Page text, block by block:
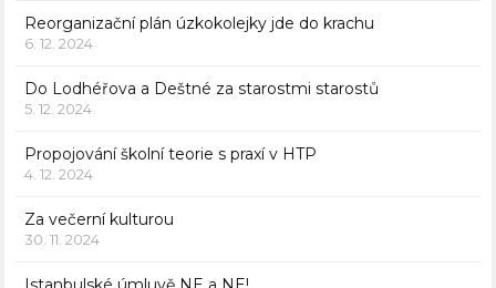
Reorganizační plán úzkokolejky jde do krachu
6. 12. 2024
Do Lodhéřova a Deštné za starostmi starostů
5. 12. 2024
Propojování školní teorie s praxí v HTP
4. 12. 2024
Za večerní kulturou
30. 11. 2024